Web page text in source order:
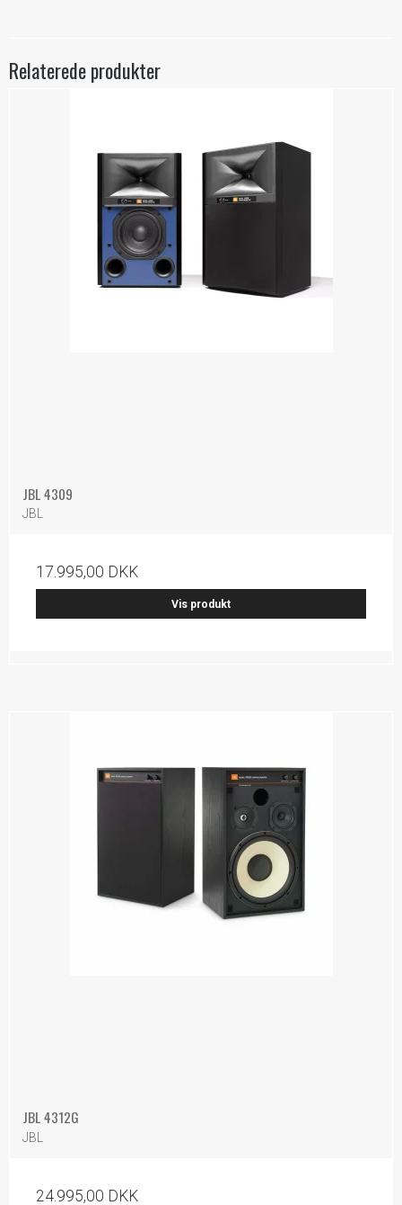
Relaterede produkter
JBL 4309
JBL
17.995,00 DKK
Vis produkt
JBL 4312G
JBL
24.995,00 DKK